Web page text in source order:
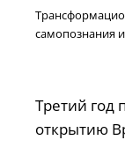
самопознания
Третий год
открытию